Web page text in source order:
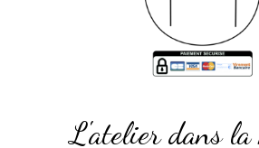
L'atelier dans la